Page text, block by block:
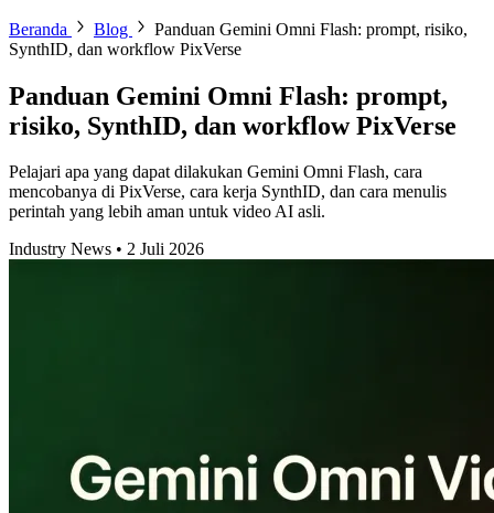
Beranda Blog
Panduan Gemini Omni Flash: prompt, risiko,
SynthID, dan workflow PixVerse
Panduan Gemini Omni Flash: prompt,
risiko, SynthID, dan workflow PixVerse
Pelajari apa yang dapat dilakukan Gemini Omni Flash, cara
mencobanya di PixVerse, cara kerja SynthID, dan cara menulis
perintah yang lebih aman untuk video AI asli.
Industry News • 2 Juli 2026